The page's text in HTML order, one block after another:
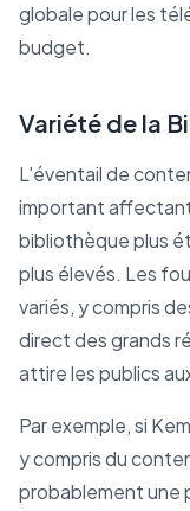
globale pour les
budget.
Variété de la
L'éventail de
important affectant
bibliothèque plus
plus élevés. Les
variés, y compris
direct des grands
attire les publics
Par exemple, si
y compris du
probablement une